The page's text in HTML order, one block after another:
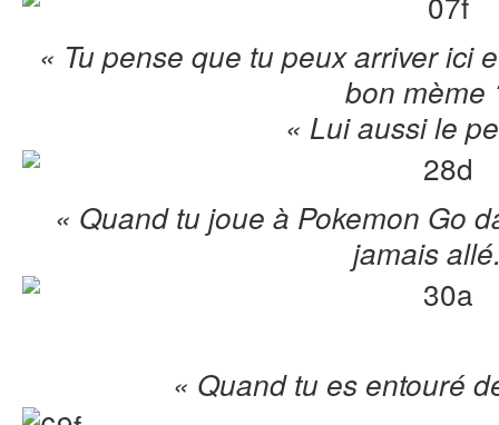
« Tu pense que tu peux arriver ici
bon mème
« Lui aussi le
« Quand tu joue à Pokemon Go
jamais
« Quand tu es entouré